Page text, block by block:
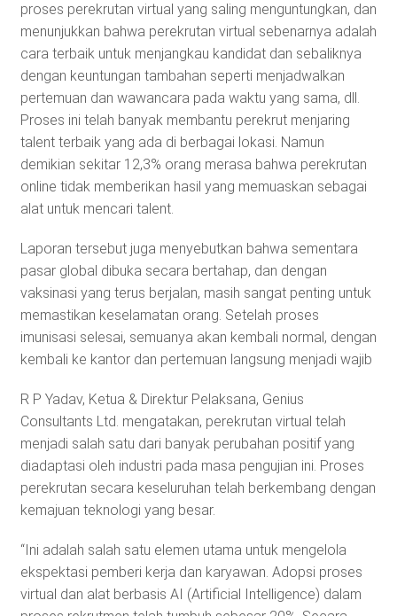
proses perekrutan virtual yang saling menguntungkan, dan
menunjukkan bahwa perekrutan virtual sebenarnya adalah
cara terbaik untuk menjangkau kandidat dan sebaliknya
dengan keuntungan tambahan seperti menjadwalkan
pertemuan dan wawancara pada waktu yang sama, dll.
Proses ini telah banyak membantu perekrut menjaring
talent terbaik yang ada di berbagai lokasi. Namun
demikian sekitar 12,3% orang merasa bahwa perekrutan
online tidak memberikan hasil yang memuaskan sebagai
alat untuk mencari talent.
Laporan tersebut juga menyebutkan bahwa sementara
pasar global dibuka secara bertahap, dan dengan
vaksinasi yang terus berjalan, masih sangat penting untuk
memastikan keselamatan orang. Setelah proses
imunisasi selesai, semuanya akan kembali normal, dengan
kembali ke kantor dan pertemuan langsung menjadi wajib
R P Yadav, Ketua & Direktur Pelaksana, Genius
Consultants Ltd. mengatakan, perekrutan virtual telah
menjadi salah satu dari banyak perubahan positif yang
diadaptasi oleh industri pada masa pengujian ini. Proses
perekrutan secara keseluruhan telah berkembang dengan
kemajuan teknologi yang besar.
“Ini adalah salah satu elemen utama untuk mengelola
ekspektasi pemberi kerja dan karyawan. Adopsi proses
virtual dan alat berbasis AI (Artificial Intelligence) dalam